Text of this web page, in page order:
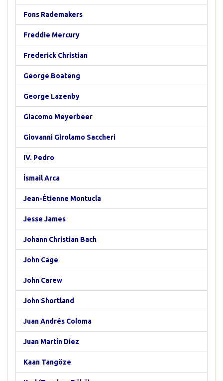
Fons Rademakers
Freddie Mercury
Frederick Christian
George Boateng
George Lazenby
Giacomo Meyerbeer
Giovanni Girolamo Saccheri
IV. Pedro
İsmail Arca
Jean-Étienne Montucla
Jesse James
Johann Christian Bach
John Cage
John Carew
John Shortland
Juan Andrés Coloma
Juan Martín Díez
Kaan Tangöze